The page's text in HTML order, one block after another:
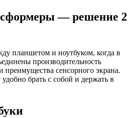
— решение 2
планшетом и ноутбуком, когда в
производительность
преимущества сенсорного экрана.
брать с собой и держать в